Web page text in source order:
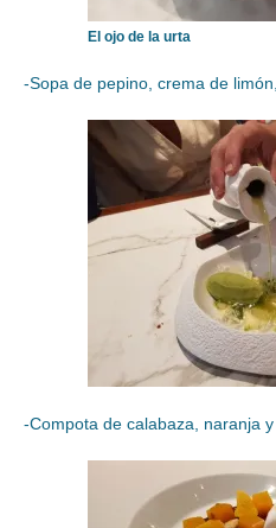
El ojo de la urta
-Sopa de pepino, crema de
-Compota de calabaza, naranja